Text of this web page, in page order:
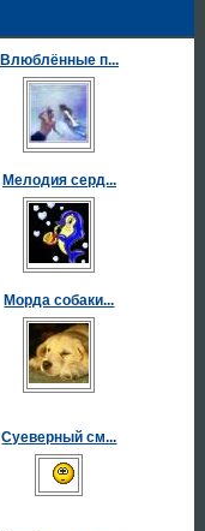
Влюблённые п...
Мелодия серд...
Морда собаки...
Суеверный см...